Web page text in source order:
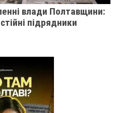
влади Полтавщини:
підрядники